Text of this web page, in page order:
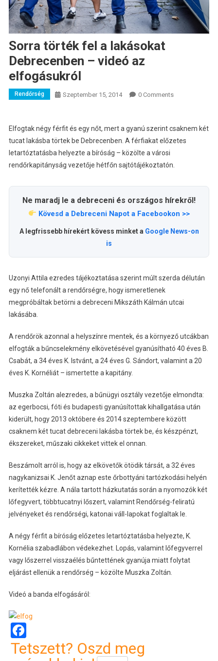
Sorra törték fel a lakásokat
Debrecenben – videó az
elfogásukról
Rendőrség Szeptember 15, 2014 0 Comments
Elfogtak négy férfit és egy nőt, mert a gyanú szerint csaknem két
tucat lakásba törtek be Debrecenben. A férfiakat előzetes
letartóztatásba helyezte a bíróság – közölte a városi
rendőrkapitányság vezetője hétfőn sajtótájékoztatón.
Ne maradj le a debreceni és országos hírekről!
Kövesd a Debreceni Napot a Facebookon >>
A legfrissebb hírekért kövess minket a Google News-on
is
Uzonyi Attila ezredes tájékoztatása szerint múlt szerda délután
egy nő telefonált a rendőrségre, hogy ismeretlenek
megpróbáltak betörni a debreceni Mikszáth Kálmán utcai
lakásába.
A rendőrök azonnal a helyszínre mentek, és a környező utcákban
elfogták a bűncselekmény elkövetésével gyanúsítható 40 éves B.
Csabát, a 34 éves K. Istvánt, a 24 éves G. Sándort, valamint a 20
éves K. Kornéliát – ismertette a kapitány.
Muszka Zoltán alezredes, a bűnügyi osztály vezetője elmondta:
az egerbocsi, fóti és budapesti gyanúsítottak kihallgatása után
kiderült, hogy 2013 októbere és 2014 szeptembere között
csaknem két tucat debreceni lakásba törtek be, és készpénzt,
ékszereket, műszaki cikkeket vittek el onnan.
Beszámolt arról is, hogy az elkövetők ötödik társát, a 32 éves
nagykanizsai K. Jenőt aznap este őrbottyáni tartózkodási helyén
kerítették kézre. A nála tartott házkutatás során a nyomozók két
lőfegyvert, többtucatnyi lőszert, valamint Rendőrség-feliratú
jelvényeket és rendőrségi, katonai váll-lapokat foglaltak le.
A négy férfit a bíróság előzetes letartóztatásba helyezte, K.
Kornélia szabadlábon védekezhet. Lopás, valamint lőfegyverrel
vagy lőszerrel visszaélés bűntettének gyanúja miatt folytat
eljárást ellenük a rendőrség – közölte Muszka Zoltán.
Videó a banda elfogásáról:
Facebook
Tetszett? Oszd meg